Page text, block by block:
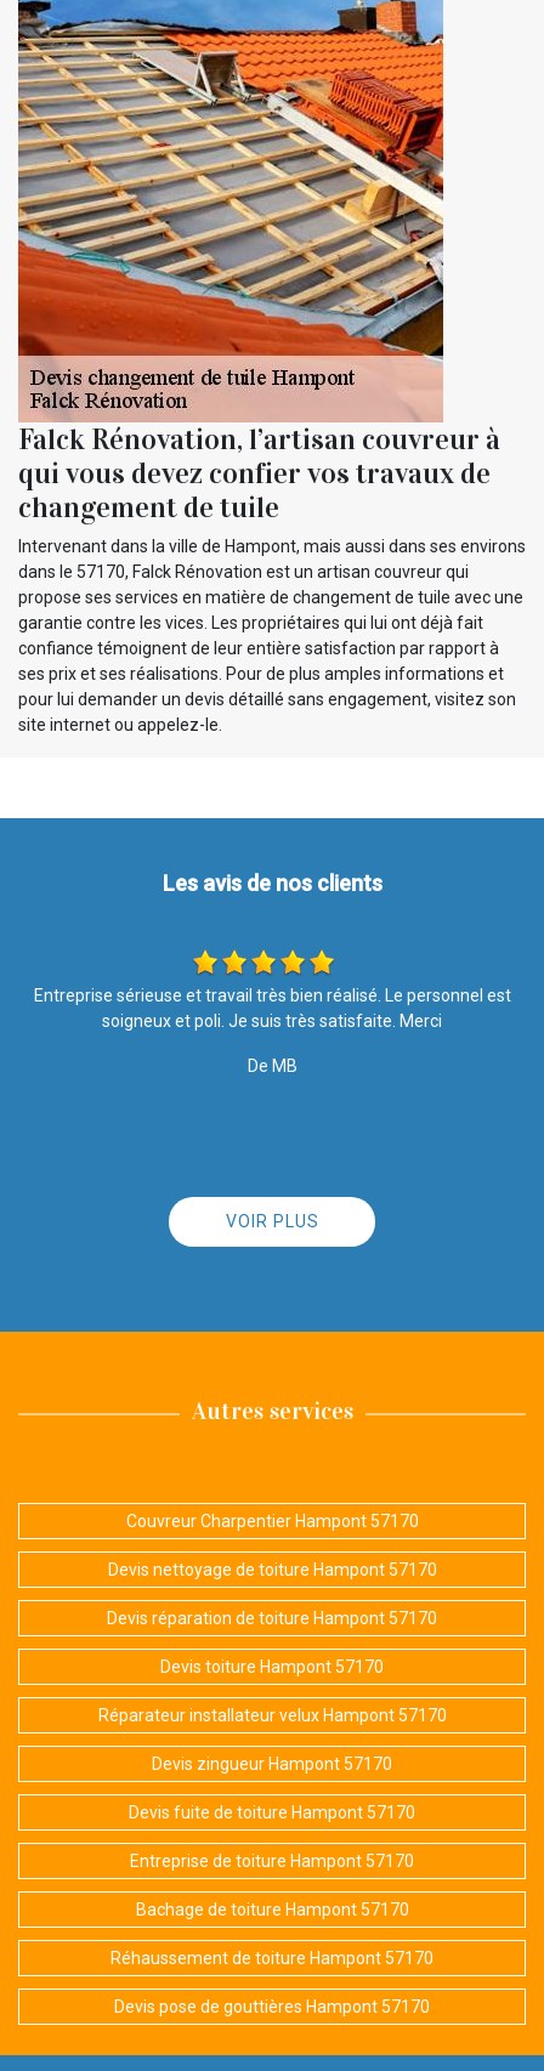
Falck Rénovation, l’artisan couvreur à
qui vous devez confier vos travaux de
changement de tuile
Intervenant dans la ville de Hampont, mais aussi dans ses environs
dans le 57170, Falck Rénovation est un artisan couvreur qui
propose ses services en matière de changement de tuile avec une
garantie contre les vices. Les propriétaires qui lui ont déjà fait
confiance témoignent de leur entière satisfaction par rapport à
ses prix et ses réalisations. Pour de plus amples informations et
pour lui demander un devis détaillé sans engagement, visitez son
site internet ou appelez-le.
Les avis de nos clients
Rapide et efficace, rien à dire !!
VOIR PLUS
Autres services
Couvreur Charpentier Hampont 57170
Devis nettoyage de toiture Hampont 57170
Devis réparation de toiture Hampont 57170
Devis toiture Hampont 57170
Réparateur installateur velux Hampont 57170
Devis zingueur Hampont 57170
Devis fuite de toiture Hampont 57170
Entreprise de toiture Hampont 57170
Bachage de toiture Hampont 57170
Réhaussement de toiture Hampont 57170
Devis pose de gouttières Hampont 57170